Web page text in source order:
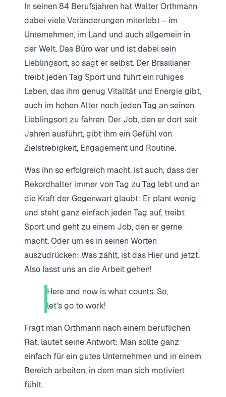
In seinen 84 Berufsjahren hat Walter Orthmann
dabei viele Veränderungen miterlebt – im
Unternehmen, im Land und auch allgemein in
der Welt. Das Büro war und ist dabei sein
Lieblingsort, so sagt er selbst. Der Brasilianer
treibt jeden Tag Sport und führt ein ruhiges
Leben, das ihm genug Vitalität und Energie gibt,
auch im hohen Alter noch jeden Tag an seinen
Lieblingsort zu fahren. Der Job, den er dort seit
Jahren ausführt, gibt ihm ein Gefühl von
Zielstrebigkeit, Engagement und Routine.
Was ihn so erfolgreich macht, ist auch, dass der
Rekordhalter immer von Tag zu Tag lebt und an
die Kraft der Gegenwart glaubt: Er plant wenig
und steht ganz einfach jeden Tag auf, treibt
Sport und geht zu einem Job, den er gerne
macht. Oder um es in seinen Worten
auszudrücken: Was zählt, ist das Hier und jetzt.
Also lasst uns an die Arbeit gehen!
Here and now is what counts. So,
let’s go to work!
Fragt man Orthmann nach einem beruflichen
Rat, lautet seine Antwort: Man sollte ganz
einfach für ein gutes Unternehmen und in einem
Bereich arbeiten, in dem man sich motiviert
fühlt.